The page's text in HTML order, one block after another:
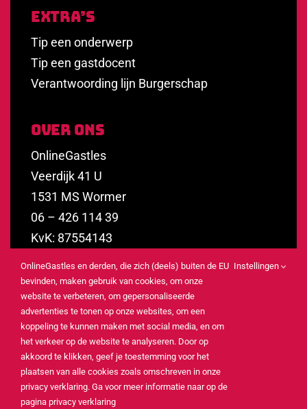
Extra’s
Tip een onderwerp
Tip een gastdocent
Verantwoording lijn Burgerschap
Over Ons
OnlineGastles
Veerdijk 41 U
1531 MS Wormer
06 – 426 114 39
KvK: 87554143
info@onlinegastles.nl
© 2026 OnlineGastles |
Privacy verklaring
OnlineGastles en derden, die zich (deels) buiten de EU
bevinden, maken gebruik van cookies, om onze
website te verbeteren, om gepersonaliseerde
advertenties te tonen op onze websites, om een
koppeling te kunnen maken met social media, en om
het verkeer op de website te analyseren. Door op
akkoord te klikken, geef je toestemming voor het
plaatsen van alle cookies zoals omschreven in onze
privacy verklaring. Ga voor meer informatie naar op de
pagina privacy verklaring
Instellingen